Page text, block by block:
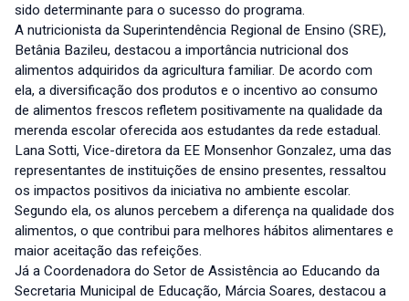
sido determinante para o sucesso do programa.
A nutricionista da Superintendência Regional de Ensino (SRE),
Betânia Bazileu, destacou a importância nutricional dos
alimentos adquiridos da agricultura familiar. De acordo com
ela, a diversificação dos produtos e o incentivo ao consumo
de alimentos frescos refletem positivamente na qualidade da
merenda escolar oferecida aos estudantes da rede estadual.
Lana Sotti, Vice-diretora da EE Monsenhor Gonzalez, uma das
representantes de instituições de ensino presentes, ressaltou
os impactos positivos da iniciativa no ambiente escolar.
Segundo ela, os alunos percebem a diferença na qualidade dos
alimentos, o que contribui para melhores hábitos alimentares e
maior aceitação das refeições.
Já a Coordenadora do Setor de Assistência ao Educando da
Secretaria Municipal de Educação, Márcia Soares, destacou a